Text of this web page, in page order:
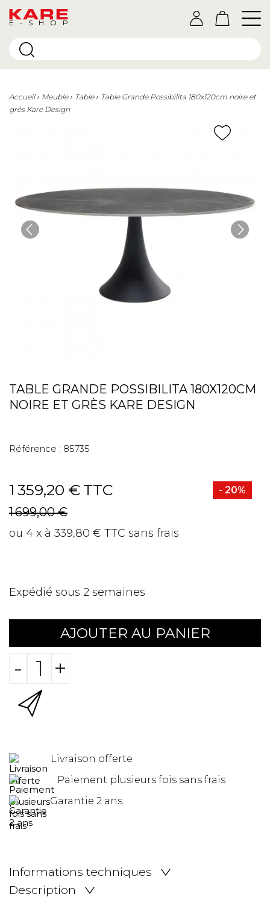
E-SHOP
Accueil Meuble Table
Table Grande Possibilita 180x120cm noire et
grès Kare Design
TABLE GRANDE POSSIBILITA 180X120CM
NOIRE ET GRÈS KARE DESIGN
Référence : 85735
1 359,20 € TTC - 20%
1 699,00 €
ou 4 x à 339,80 € TTC sans frais
Expédié sous 2 semaines
AJOUTER AU PANIER
- +
Livraison offerte
Paiement plusieurs fois sans frais
Garantie 2 ans
Informations techniques
Description